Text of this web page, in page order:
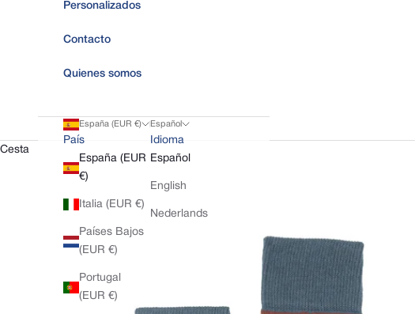
Personalizados
Contacto
Quienes somos
España (EUR €)
País
España (EUR
€)
Italia (EUR €)
Países Bajos
(EUR €)
Portugal
(EUR €)
Español
Idioma
Español
English
Nederlands
Cesta